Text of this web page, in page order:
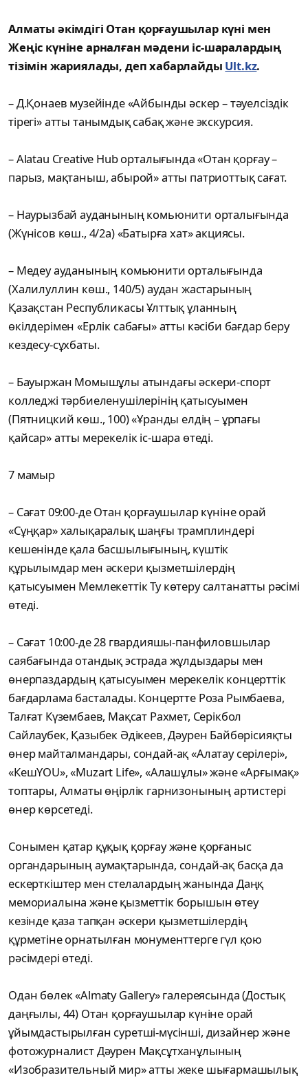
Алматы әкімдігі Отан қорғаушылар күні мен
Жеңіс күніне арналған мәдени іс-шаралардың
тізімін жариялады, деп хабарлайды Ult.kz.
– Д.Қонаев музейінде «Айбынды әскер – тәуелсіздік
тірегі» атты танымдық сабақ және экскурсия.
– Alatau Creative Hub орталығында «Отан қорғау –
парыз, мақтаныш, абырой» атты патриоттық сағат.
– Наурызбай ауданының комьюнити орталығында
(Жүнісов көш., 4/2а) «Батырға хат» акциясы.
– Медеу ауданының комьюнити орталығында
(Халилуллин көш., 140/5) аудан жастарының
Қазақстан Республикасы Ұлттық ұланның
өкілдерімен «Ерлік сабағы» атты кәсіби бағдар беру
кездесу-сұхбаты.
– Бауыржан Момышұлы атындағы әскери-спорт
колледжі тәрбиеленушілерінің қатысуымен
(Пятницкий көш., 100) «Ұранды елдің – ұрпағы
қайсар» атты мерекелік іс-шара өтеді.
7 мамыр
– Сағат 09:00-де Отан қорғаушылар күніне орай
«Сұңқар» халықаралық шаңғы трамплиндері
кешенінде қала басшылығының, күштік
құрылымдар мен әскери қызметшілердің
қатысуымен Мемлекеттік Ту көтеру салтанатты рәсімі
өтеді.
– Сағат 10:00-де 28 гвардияшы-панфиловшылар
саябағында отандық эстрада жұлдыздары мен
өнерпаздардың қатысуымен мерекелік концерттік
бағдарлама басталады. Концертте Роза Рымбаева,
Талғат Күзембаев, Мақсат Рахмет, Серікбол
Сайлаубек, Қазыбек Әдікеев, Дәурен Байбөрісияқты
өнер майталмандары, сондай-ақ «Алатау серілері»,
«КешYOU», «Muzart Life», «Алашұлы» және «Арғымақ»
топтары, Алматы өңірлік гарнизонының артистері
өнер көрсетеді.
Сонымен қатар құқық қорғау және қорғаныс
органдарының аумақтарында, сондай-ақ басқа да
ескерткіштер мен стелалардың жанында Даңқ
мемориалына және қызметтік борышын өтеу
кезінде қаза тапқан әскери қызметшілердің
құрметіне орнатылған монументтерге гүл қою
рәсімдері өтеді.
Одан бөлек «Almaty Gallery» галереясында (Достық
даңғылы, 44) Отан қорғаушылар күніне орай
ұйымдастырылған суретші-мүсінші, дизайнер және
фотожурналист Дәурен Мақсұтханұлының
«Изобразительный мир» атты жеке шығармашылық